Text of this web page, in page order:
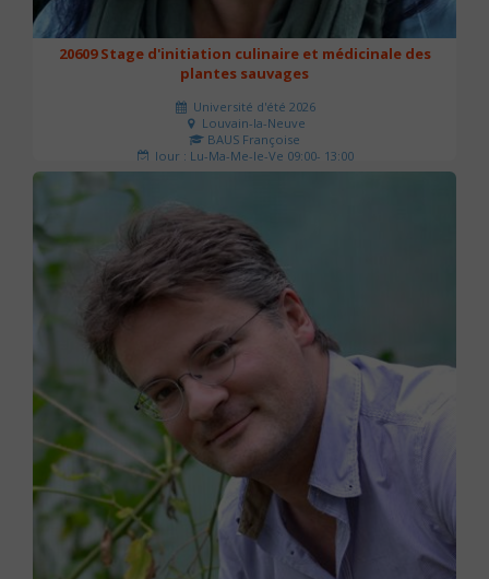
20609 Stage d'initiation culinaire et médicinale des
plantes sauvages
Université d'été 2026
Louvain-la-Neuve
BAUS Françoise
Jour : Lu-Ma-Me-Je-Ve 09:00- 13:00
Nombre de séances : 3